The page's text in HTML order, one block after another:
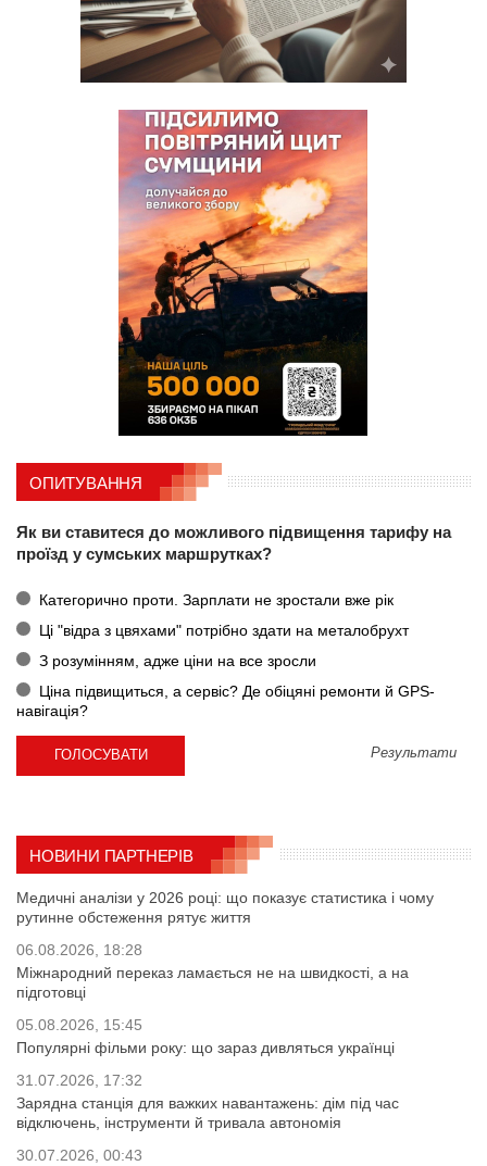
ОПИТУВАННЯ
Як ви ставитеся до можливого підвищення тарифу на
проїзд у сумських маршрутках?
Категорично проти. Зарплати не зростали вже рік
Ці "відра з цвяхами" потрібно здати на металобрухт
З розумінням, адже ціни на все зросли
Ціна підвищиться, а сервіс? Де обіцяні ремонти й GPS-
навігація?
Результати
НОВИНИ ПАРТНЕРІВ
Медичні аналізи у 2026 році: що показує статистика і чому
рутинне обстеження рятує життя
06.08.2026, 18:28
Міжнародний переказ ламається не на швидкості, а на
підготовці
05.08.2026, 15:45
Популярні фільми року: що зараз дивляться українці
31.07.2026, 17:32
Зарядна станція для важких навантажень: дім під час
відключень, інструменти й тривала автономія
30.07.2026, 00:43